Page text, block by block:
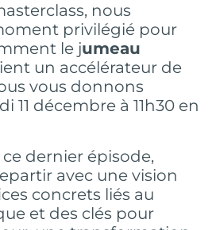
nous
privilégié pour
le jumeau
un accélérateur de
vous donnons
11 décembre à 11h30 en
dernier épisode,
avec une vision
concrets liés au
et des clés pour